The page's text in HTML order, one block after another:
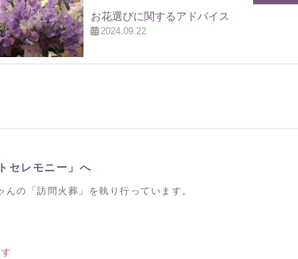
お花選びに関するアドバイス
2024.09.22
セレモニー」へ
の「訪問火葬」を執り行っています。